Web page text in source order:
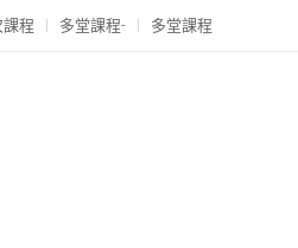
程 多堂課程- 多堂課程